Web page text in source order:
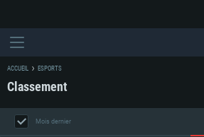
ACCUEIL ESPORTS
Classement
Mois dernier